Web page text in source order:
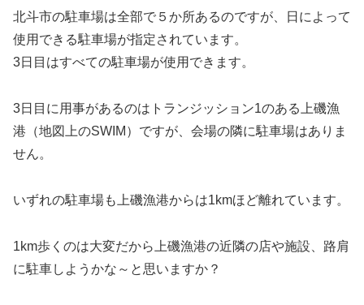
北斗市の駐車場は全部で５か所あるのですが、日によって
使用できる駐車場が指定されています。
3日目はすべての駐車場が使用できます。
3日目に用事があるのはトランジッション1のある上磯漁
港（地図上のSWIM）ですが、会場の隣に駐車場はありま
せん。
いずれの駐車場も上磯漁港からは1kmほど離れています。
1km歩くのは大変だから上磯漁港の近隣の店や施設、路肩
に駐車しようかな～と思いますか？